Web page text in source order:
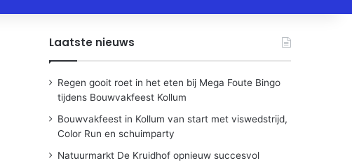
Laatste nieuws
Regen gooit roet in het eten bij Mega Foute Bingo
tijdens Bouwvakfeest Kollum
Bouwvakfeest in Kollum van start met viswedstrijd,
Color Run en schuimparty
Natuurmarkt De Kruidhof opnieuw succesvol